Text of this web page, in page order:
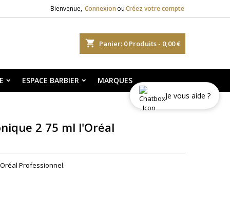
Bienvenue, Connexion ouCréez votre compte
shopping_cart Panier: 0Produits - 0,00 €
ESPACE BARBIER MARQUES
2 75 ml l'Oréal
Professionnel.
Je vous aide ?